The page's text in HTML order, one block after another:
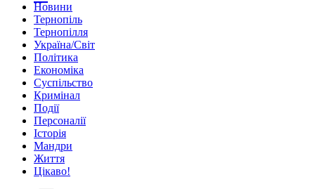
Новини
Тернопіль
Тернопілля
Україна/Світ
Політика
Економіка
Суспільство
Кримінал
Події
Персоналії
Історія
Мандри
Життя
Цікаво!